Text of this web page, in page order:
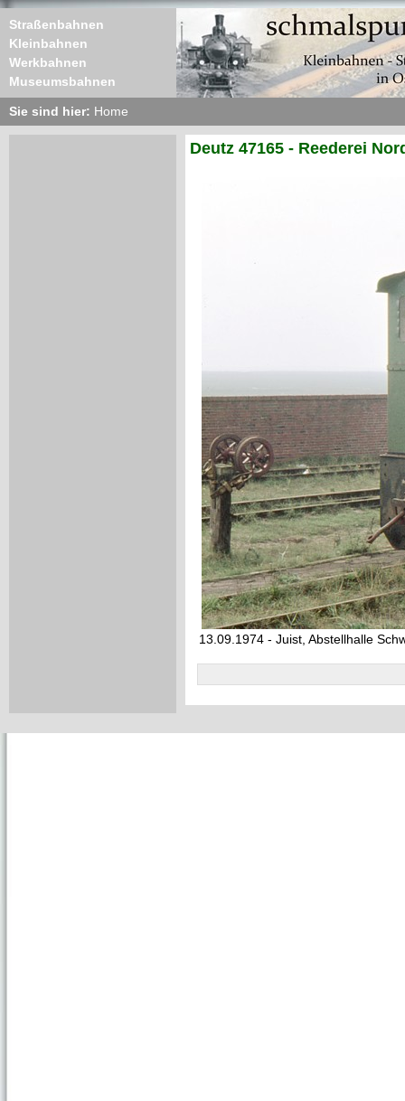
Straßenbahnen
Kleinbahnen
Werkbahnen
Museumsbahnen
Sie sind hier: Home
Deutz 47165 - Reederei
13.09.1974 - Juist, Abstellhalle